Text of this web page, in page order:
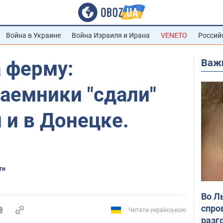
Война в Украине Война Израиля и Ирана VENETO
ферму:
"сдали"
и в Донецке.
Читати українською
Во